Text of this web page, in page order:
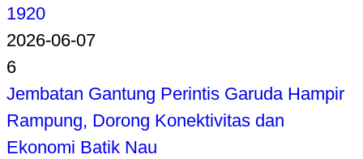
1920
2026-06-07
6
Jembatan Gantung Perintis Garuda Hampir
Rampung, Dorong Konektivitas dan
Ekonomi Batik Nau